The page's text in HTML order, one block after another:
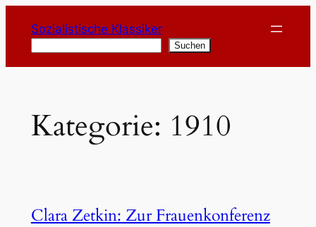
Inhalt
springen
Sozialistische Klassiker
Suchen
Kategorie: 1910
Clara Zetkin: Zur Frauenkonferenz